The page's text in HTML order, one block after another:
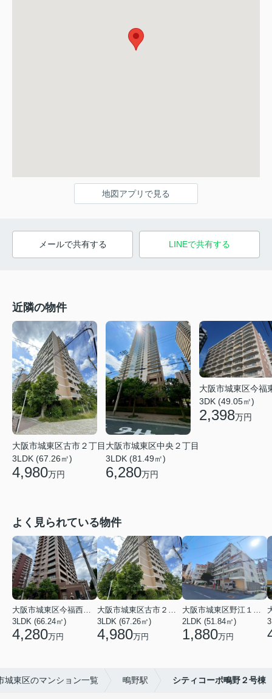
地図アプリで見る
メールで共有する LINEで共有する
近隣の物件
大阪市城東区古市２丁目
3LDK (67.26㎡)
4,980万円
大阪市城東区中央２丁目
3LDK (81.49㎡)
6,280万円
大阪市城東区今福
3DK (49.05㎡)
2,398万円
よく見られている物件
大阪市城東区今福西６丁目
3LDK (66.24㎡)
4,280万円
大阪市城東区古市２丁目
3LDK (67.26㎡)
4,980万円
大阪市城東区野江１丁目
2LDK (51.84㎡)
1,880万円
城東区のマンション一覧 鴫野駅 シティコーポ鴫野２号棟